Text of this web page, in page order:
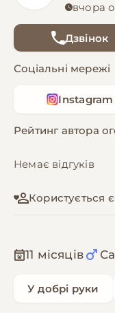
вчора
Дзвінок
Соціальні мережі
Instagram
Рейтинг автора
Немає відгуків
Користується
11 місяців
У добрі руки